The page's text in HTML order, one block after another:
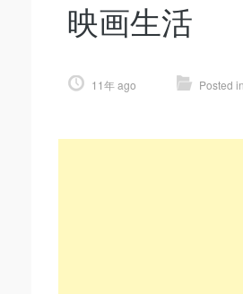
映画生活
11年 ago Posted